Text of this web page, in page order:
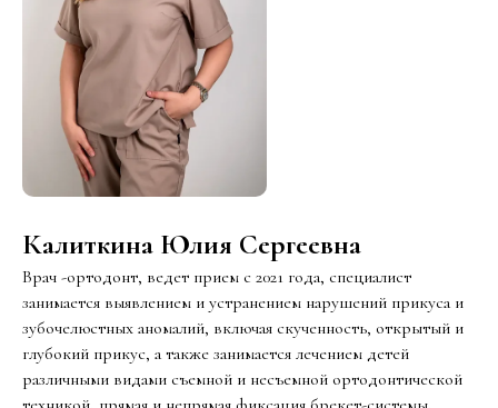
Калиткина Юлия Сергеевна
Врач -ортодонт, ведет прием с 2021 года, специалист
занимается выявлением и устранением нарушений прикуса и
зубочелюстных аномалий, включая скученность, открытый и
глубокий прикус, а также занимается лечением детей
различными видами съемной и несъемной ортодонтической